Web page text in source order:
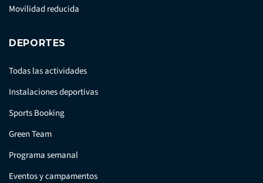
Movilidad reducida
DEPORTES
Todas las actividades
Instalaciones deportivas
Sports Booking
Green Team
Programa semanal
Eventos y campamentos